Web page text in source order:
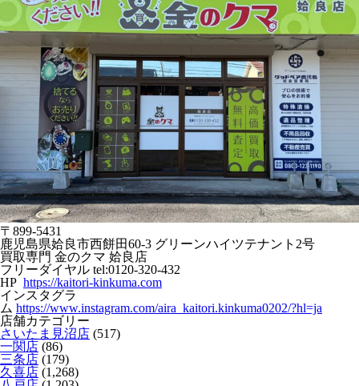
〒899-5431
鹿児島県姶良市西餅田60-3 グリーンハイツテナント2号
買取専門 金のクマ 姶良店
フリーダイヤル tel:0120-320-432
HP https://kaitori-kinkuma.com
インスタグラ
ム https://www.instagram.com/aira_kaitori.kinkuma0202/?hl=ja
店舗カテゴリー
さいたま見沼店 (517)
一関店 (86)
三条店 (179)
久喜店 (1,268)